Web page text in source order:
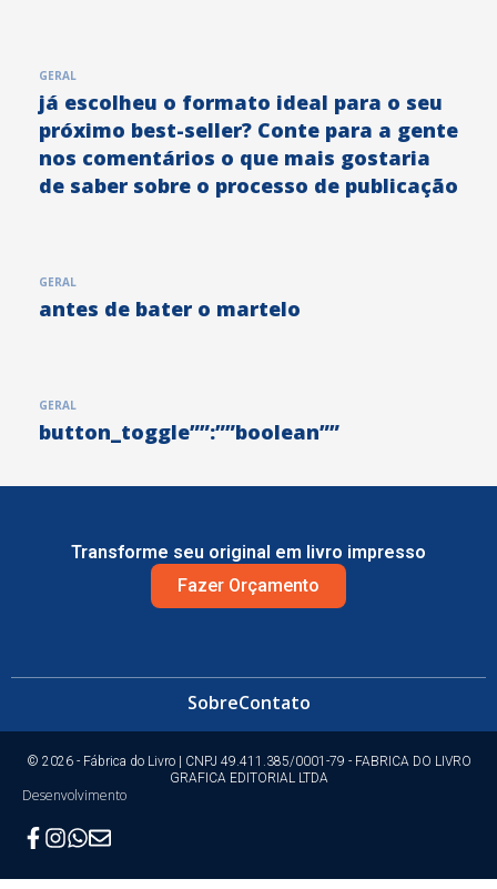
GERAL
já escolheu o formato ideal para o seu
próximo best-seller? Conte para a gente
nos comentários o que mais gostaria
de saber sobre o processo de publicação
GERAL
antes de bater o martelo
GERAL
button_toggle””:””boolean””
Transforme seu original em livro impresso
Fazer Orçamento
SobreContato
© 2026 - Fábrica do Livro | CNPJ 49.411.385/0001-79 - FABRICA DO LIVRO
GRAFICA EDITORIAL LTDA
Desenvolvimento